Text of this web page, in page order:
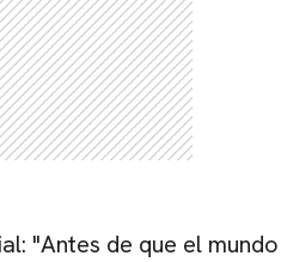
"Antes de que el mundo